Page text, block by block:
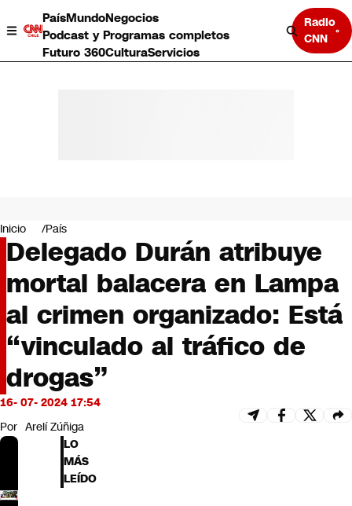
PaísMundoNegocios
Podcast y Programas completos
Futuro 360CulturaServicios
Radio
CNN
Negocios
Deportes
Programas completos
Cultura
Servicios
Bits
CNN tiempo
Futuro 360
Opinión
Inicio País
Delegado Durán atribuye
mortal balacera en Lampa
al crimen organizado: Está
“vinculado al tráfico de
drogas”
16- 07- 2024 17:54
Por Arelí Zúñiga
LO
MÁS
LEÍDO